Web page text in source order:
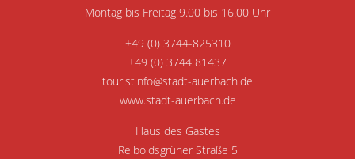
Montag bis Freitag 9.00 bis 16.00 Uhr
+49 (0) 3744-825310
+49 (0) 3744 81437
touristinfo@stadt-auerbach.de
www.stadt-auerbach.de
Haus des Gastes
Reiboldsgrüner Straße 5